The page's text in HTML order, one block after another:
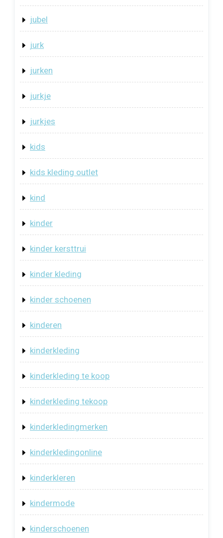
jubel
jurk
jurken
jurkje
jurkjes
kids
kids kleding outlet
kind
kinder
kinder kersttrui
kinder kleding
kinder schoenen
kinderen
kinderkleding
kinderkleding te koop
kinderkleding tekoop
kinderkledingmerken
kinderkledingonline
kinderkleren
kindermode
kinderschoenen